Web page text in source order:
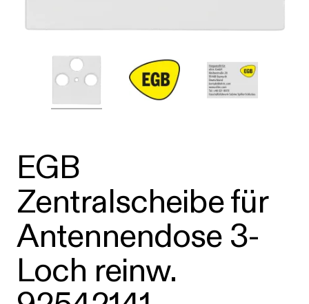
EGB
Zentralscheibe für
Antennendose 3-
Loch reinw.